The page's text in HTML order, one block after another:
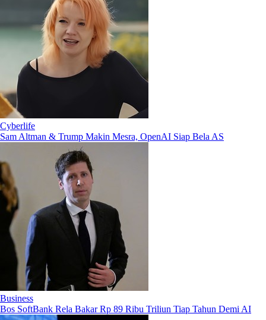
Cyberlife
Sam Altman & Trump Makin Mesra, OpenAI Siap Bela AS
Business
Bos SoftBank Rela Bakar Rp 89 Ribu Triliun Tiap Tahun Demi AI